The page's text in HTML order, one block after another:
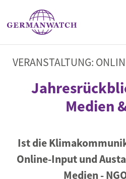
Direkt zum Inhalt
Stichwortsuche
VERANSTALTUNG:
Medien
Ist die
Online-Input und
Medien -